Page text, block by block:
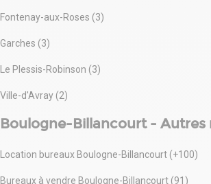
Fontenay-aux-Roses (3)
Garches (3)
Le Plessis-Robinson (3)
Ville-d'Avray (2)
Boulogne-Billancourt - Autres
Location bureaux Boulogne-Billancourt (+100)
Bureaux à vendre Boulogne-Billancourt (91)